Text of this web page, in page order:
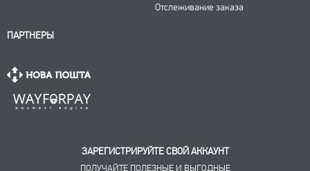
Отслеживание заказа
ПАРТНЕРЫ
ЗАРЕГИСТРИРУЙТЕ СВОЙ АККАУНТ
ПОЛУЧАЙТЕ ПОЛЕЗНЫЕ И ВЫГОДНЫЕ